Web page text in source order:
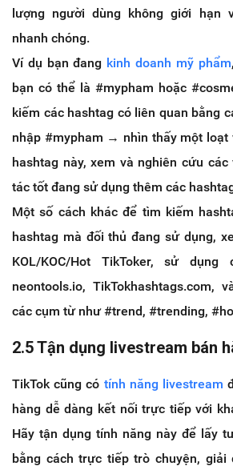
lượng người dùng không giới hạn
nhanh chóng.
Ví dụ bạn đang kinh doanh mỹ phẩm
bạn có thể là #mypham hoặc
kiếm các hashtag có liên quan bằng
nhập #mypham → nhìn thấy một loạt
hashtag này, xem và nghiên cứu
tác tốt đang sử dụng thêm các
Một số cách khác để tìm kiếm
hashtag mà đối thủ đang sử dụng,
KOL/KOC/Hot TikToker, sử
neontools.io, TikTokhashtags.com,
các cụm từ như #trend, #trending,
2.5 Tận dụng livestream bán
TikTok cũng có tính năng livestream
hàng dễ dàng kết nối trực tiếp với
Hãy tận dụng tính năng này để lấy
bằng cách trực tiếp trò chuyện, giải